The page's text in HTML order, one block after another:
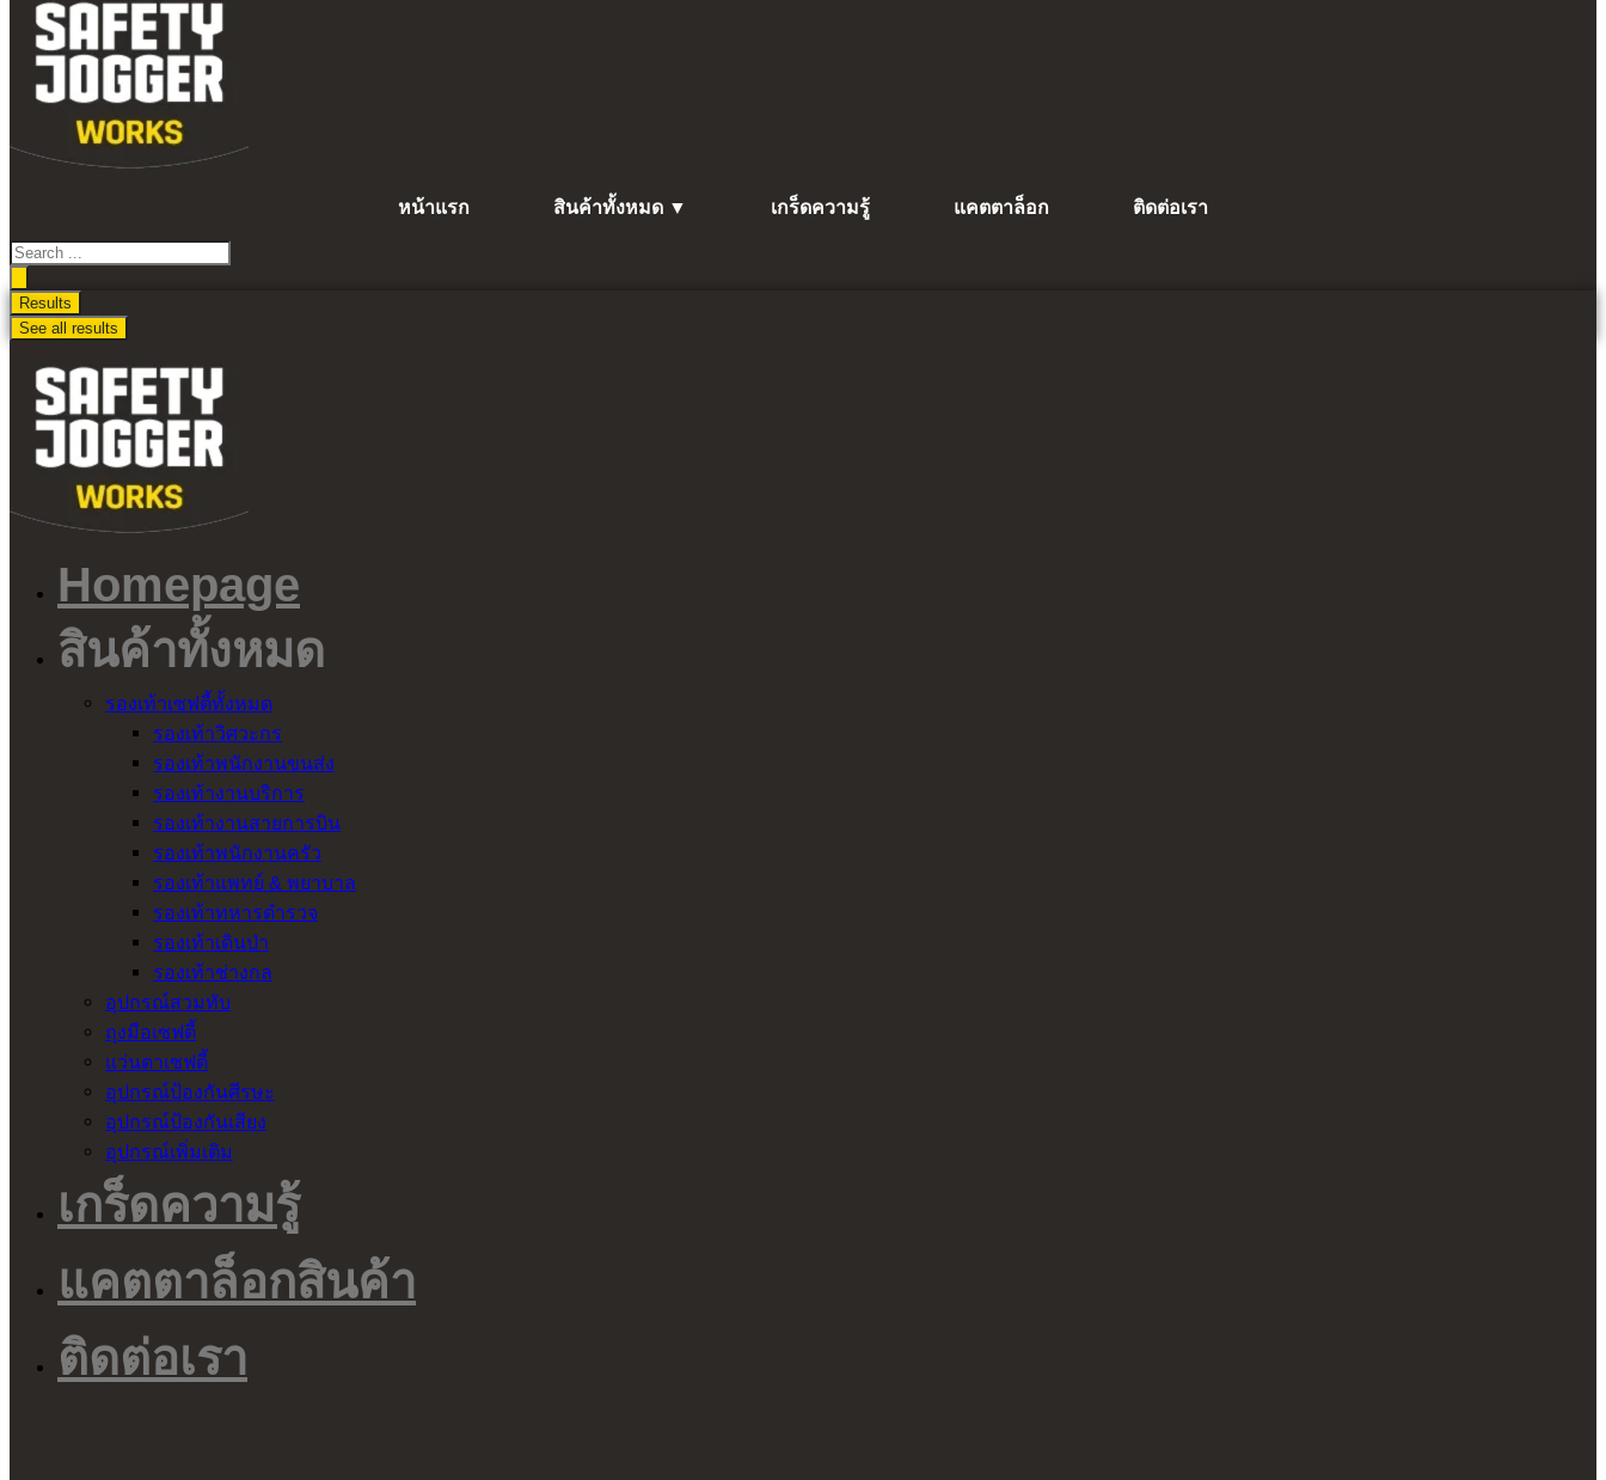
เนื้อหา
หน้าแรก สินค้าทั้งหมด ▼ เกร็ดความรู้ แคตตาล็อก
ติดต่อเรา
Search
...
Results
See all results
Homepage
สินค้าทั้งหมด
รองเท้าเซฟตี้ทั้งหมด
รองเท้าวิศวะกร
รองเท้าพนักงานขนส่ง
รองเท้างานบริการ
รองเท้างานสายการบิน
รองเท้าพนักงานครัว
รองเท้าแพทย์ & พยาบาล
รองเท้าทหารตำรวจ
รองเท้าเดินป่า
รองเท้าช่างกล
อุปกรณ์สวมทับ
ถุงมือเซฟตี้
แว่นตาเซฟตี้
อุปกรณ์ป้องกันศีรษะ
อุปกรณ์ป้องกันเสียง
อุปกรณ์เพิ่มเติม
เกร็ดความรู้
แคตตาล็อกสินค้า
ติดต่อเรา